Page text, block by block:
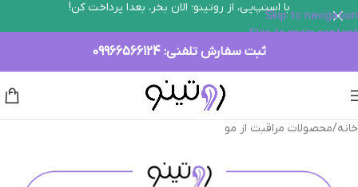
Skip to navigation
Skip to main content
با اسنپ‌پی، از روتینو؛ الان بخر، بعدا پرداخت کن!
ثبت سفارش تلفنی: 09966566124
خانه/محصولات مراقبت از مو